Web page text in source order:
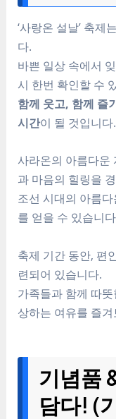
‘사랑온 설날’ 축제
다.
바쁜 일상 속에서
시 한번 확인할 수
함께 웃고, 함께 즐
시간이 될 것입니다.
사라온의 아름다운
과 마음의 힐링을
조선 시대의 아름
를 얻을 수 있습니
축제 기간 동안, 편
련되어 있습니다.
가족들과 함께 따
상하는 여유를 즐
기념품
담다! (